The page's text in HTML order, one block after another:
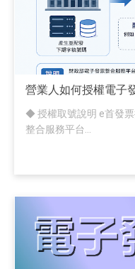
營業人如何授權電子
◆ 授權取號說明 e首發
整合服務平台...